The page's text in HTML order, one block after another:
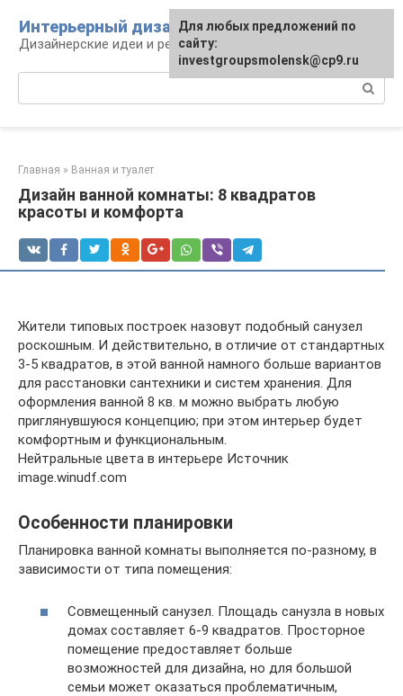
контенту
Интерьерный дизайн
Дизайнерские идеи и решения
Главная » Ванная и туалет
Дизайн ванной комнаты: 8 квадратов
красоты и комфорта
Жители типовых построек назовут подобный санузел
роскошным. И действительно, в отличие от стандартных
3-5 квадратов, в этой ванной намного больше вариантов
для расстановки сантехники и систем хранения. Для
оформления ванной 8 кв. м можно выбрать любую
приглянувшуюся концепцию; при этом интерьер будет
комфортным и функциональным.
Нейтральные цвета в интерьере Источник
image.winudf.com
Особенности планировки
Планировка ванной комнаты выполняется по-разному, в
зависимости от типа помещения:
Совмещенный санузел. Площадь санузла в новых
домах составляет 6-9 квадратов. Просторное
помещение предоставляет больше
возможностей для дизайна, но для большой
семьи может оказаться проблематичным,
Для любых предложений по
сайту:
investgroupsmolensk@cp9.ru